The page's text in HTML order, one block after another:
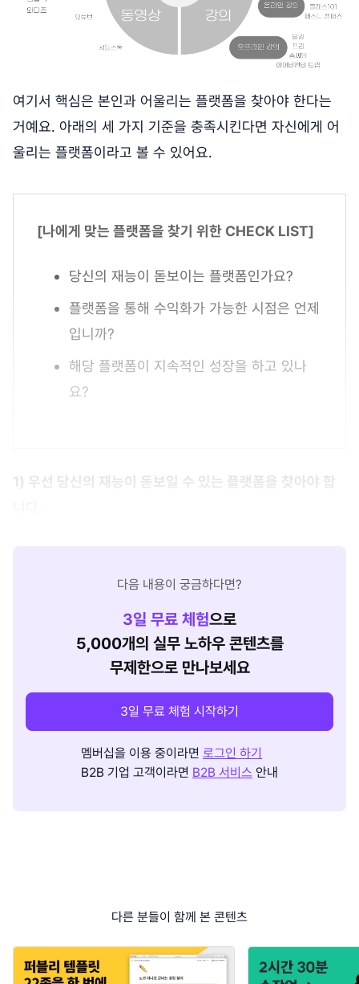
여기서 핵심은 본인과 어울리는 플랫폼을 찾아야 한다는
거예요. 아래의 세 가지 기준을 충족시킨다면 자신에게 어
울리는 플랫폼이라고 볼 수 있어요.
[나에게 맞는 플랫폼을 찾기 위한 CHECK LIST]
당신의 재능이 돋보이는 플랫폼인가요?
플랫폼을 통해 수익화가 가능한 시점은 언제
입니까?
해당 플랫폼이 지속적인 성장을 하고 있나
요?
1) 우선 당신의 재능이 돋보일 수 있는 플랫폼을 찾아야 합
다음 내용이 궁금하다면?
3일 무료 체험으로
5,000개의 실무 노하우 콘텐츠를
무제한으로 만나보세요
3일 무료 체험 시작하기
멤버십을 이용 중이라면 로그인 하기
B2B 기업 고객이라면 B2B 서비스 안내
다른 분들이 함께 본 콘텐츠